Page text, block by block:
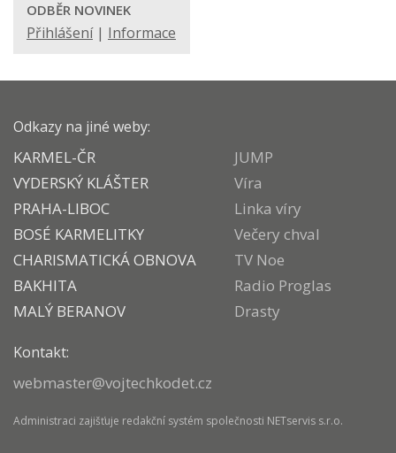
ODBĚR NOVINEK
Přihlášení| Informace
Odkazy na jiné weby:
KARMEL-ČR
VYDERSKÝ KLÁŠTER
PRAHA-LIBOC
BOSÉ KARMELITKY
CHARISMATICKÁ OBNOVA
BAKHITA
MALÝ BERANOV
JUMP
Víra
Linka víry
Večery chval
TV Noe
Radio Proglas
Drasty
Kontakt:
webmaster@vojtechkodet.cz
Administraci zajišťuje redakční systém společnosti NETservis s.r.o.